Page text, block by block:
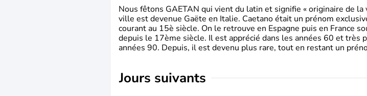
Nous fêtons GAETAN qui vient du latin et signifie « originaire de
ville est devenue Gaëte en Italie. Caetano était un prénom
courant au 15è siècle. On le retrouve en Espagne puis en France
depuis le 17ème siècle. Il est apprécié dans les années 60 et très
années 90. Depuis, il est devenu plus rare, tout en restant un
jours suivants